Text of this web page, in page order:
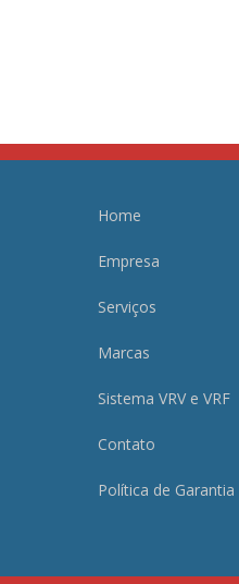
Home
Empresa
Serviços
Marcas
Sistema VRV e VRF
Contato
Política de Garantia